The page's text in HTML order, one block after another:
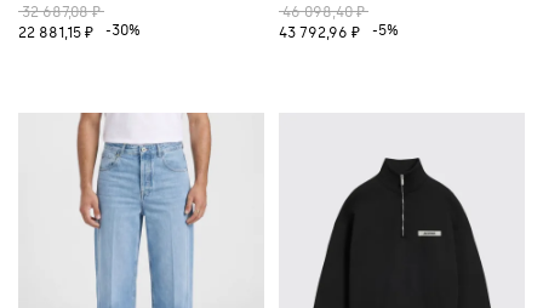
32 687,08 ₽
22 881,15 ₽
-30%
46 098,40 ₽
43 792,96 ₽
-5%